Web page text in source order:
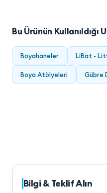
Bu Ürünün Kullanıldığı
Boyahaneler LiBat -
Boya Atölyeleri Gübre
Bilgi & Teklif Alın